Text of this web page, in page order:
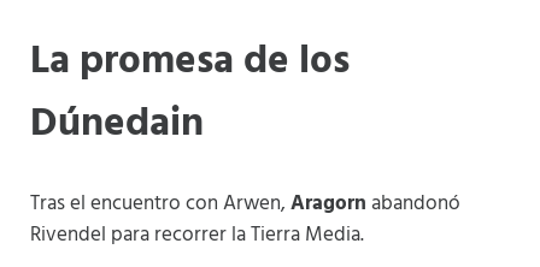
La promesa de los
Dúnedain
Tras el encuentro con Arwen,Aragornabandonó
Rivendel para recorrer la Tierra Media.